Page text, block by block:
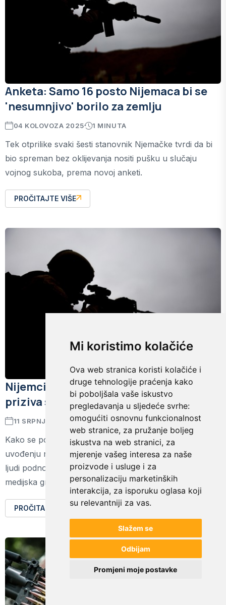
Mi koristimo kolačiće
Ova web stranica koristi kolačiće i
druge tehnologije praćenja kako
bi poboljšala vaše iskustvo
pregledavanja u sljedeće svrhe:
omogućiti osnovnu funkcionalnost
web stranice, za pružanje boljeg
iskustva na web stranici, za
mjerenje vašeg interesa za naše
proizvode i usluge i za
personalizaciju marketinških
interakcija, za isporuku oglasa koji
su relevantniji za vas.
Slažem se
Odbijam
Promjeni moje postavke
Anketa: Samo 16 posto Nijemaca bi se
'nesumnjivo' borilo za zemlju
04 KOLOVOZA 2025 1 MINUTA
Tek otprilike svaki šesti stanovnik Njemačke tvrdi da bi
bio spreman bez oklijevanja nositi pušku u slučaju
vojnog sukoba, prema novoj anketi.
PROČITAJTE VIŠE
Nijemcima se ne ide u vojsku: Raste broj
priziva savjesti
11 SRPNJA 2025 1 MINUTA
Kako se politička rasprava u Njemačkoj o ponovnom
uvođenju novačenja rasplamsava, tako sve veći broj
ljudi podnosi zahtjev za priziv savjesti, javlja u petak
medijska grupacija RND.
PROČITAJTE VIŠE